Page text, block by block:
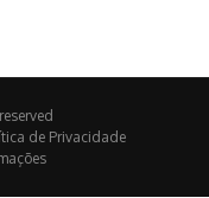
de Privacidade